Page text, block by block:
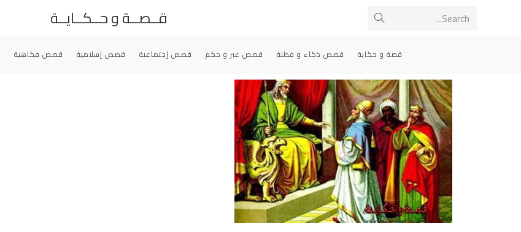
Search... قــصــة و حــكــايــة
قصة و حكاية قصص ذكاء و فطنة قصص عبر و حكم قصص إجتماعية قصص إسلامية قصص فكاهية